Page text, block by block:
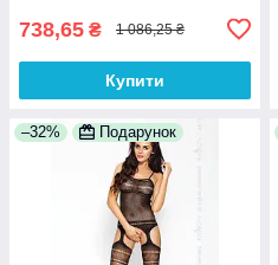
738,65 ₴ 1 086,25 ₴
Купити
–32% Подарунок